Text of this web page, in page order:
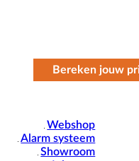
Webshop
Alarm systeem
Showroom
Bereken jouw